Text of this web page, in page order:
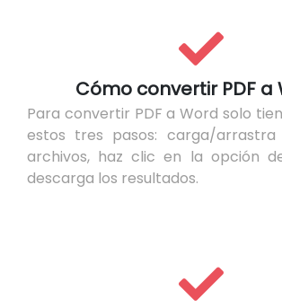
Cómo convertir PDF a
Para convertir PDF a Word solo
estos tres pasos: carga/
archivos, haz clic en la opción
descarga los resultados.